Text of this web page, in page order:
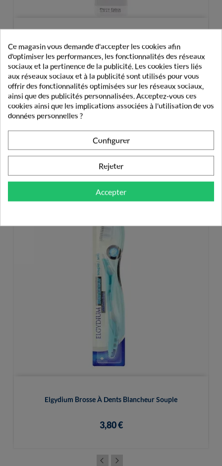
4,90 €
PRODUITS DE LA MÊME CATÉGORIE
BROSSE À DENTS
Elgydium Brosse À Dents Blancheur Souple
3,80 €
Ce magasin vous demande d'accepter les cookies afin
d'optimiser les performances, les fonctionnalités des réseaux
sociaux et la pertinence de la publicité. Les cookies tiers liés
aux réseaux sociaux et à la publicité sont utilisés pour vous
offrir des fonctionnalités optimisées sur les réseaux sociaux,
ainsi que des publicités personnalisées. Acceptez-vous ces
cookies ainsi que les implications associées à l'utilisation de vos
données personnelles ?
Configurer
Rejeter
Accepter